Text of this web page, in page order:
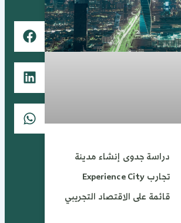
دراسة جدوى إنشاء مدينة
تجارب Experience City
قائمة على الاقتصاد التجريبي